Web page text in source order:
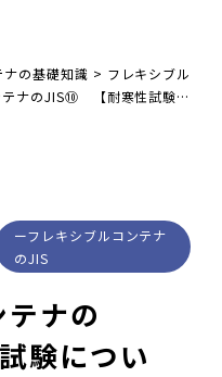
の基礎知識 > フレキシブル
テナのJIS⑩ 【耐寒性試験に
フレキシブルコンテナ
のJIS
ナの
験につい